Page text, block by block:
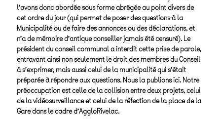
l’avons donc abordée sous forme abrégée au point divers de
cet ordre du jour (qui permet de poser des questions à la
Municipalité ou de faire des annonces ou des déclarations, et
n’a de mémoire d’antique conseiller jamais été censuré). Le
président du conseil communal a interdit cette prise de parole,
entravant ainsi non seulement le droit des membres du Conseil
à s’exprimer, mais aussi celui de la municipalité qui s’était
préparée à répondre aux questions. Nous la publions ici. Notre
préoccupation est celle de la collision entre deux projets, celui
de la vidéosurveillance et celui de la réfection de la place de la
Gare dans le cadre d’AggloRivelac.